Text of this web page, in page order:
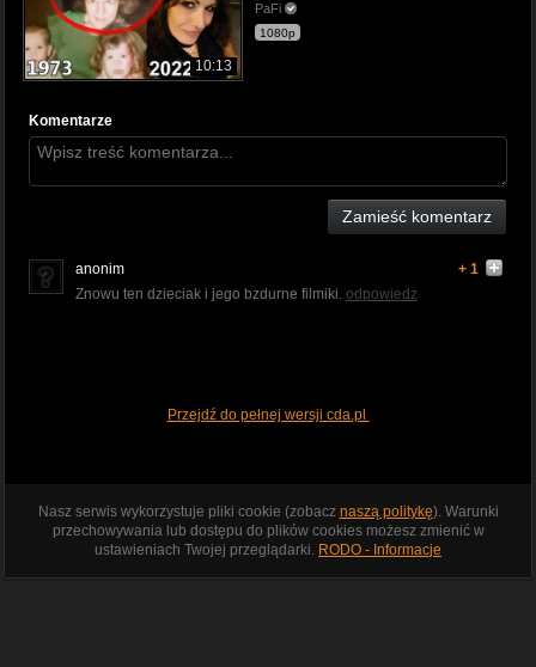
10:13
PaFi
1080p
Komentarze
Zamieść komentarz
anonim
+ 1
Znowu ten dzieciak i jego bzdurne filmiki. odpowiedz
Przejdź do pełnej wersji cda.pl
Nasz serwis wykorzystuje pliki cookie (zobacz naszą politykę). Warunki
przechowywania lub dostępu do plików cookies możesz zmienić w
ustawieniach Twojej przeglądarki. RODO - Informacje